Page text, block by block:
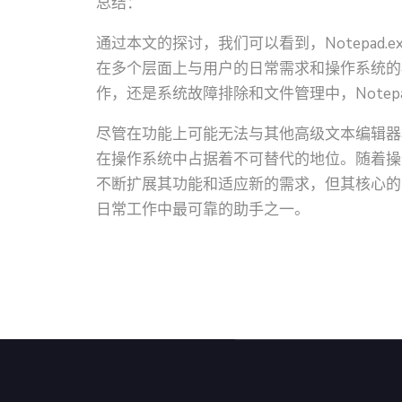
通过本文的探讨，我们可以看到，
在多个层面上与用户的日常需求和操作系统
作，还是系统故障排除和文件管理中，
尽管在功能上可能无法与其他高级文本编辑
在操作系统中占据着不可替代的地位。随着
不断扩展其功能和适应新的需求，但其核心
日常工作中最可靠的助手之一。